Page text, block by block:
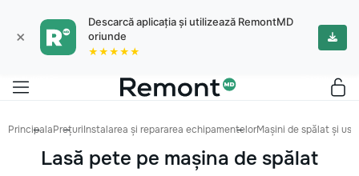
×
Descarcă aplicația și utilizează RemontMD
oriunde
★★★★★
PrincipalaPrețuriInstalarea și repararea echipamentelorMașini de spălat și
Lasă pete pe mașina de spălat